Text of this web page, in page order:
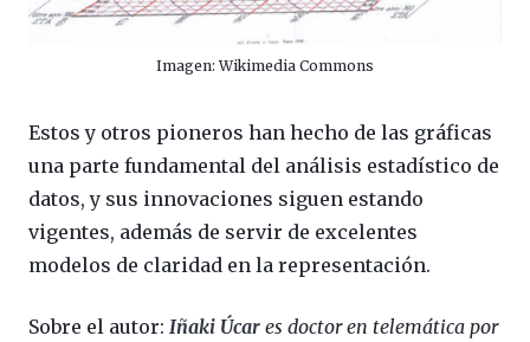
Imagen: Wikimedia Commons
Estos y otros pioneros han hecho de las gráficas
una parte fundamental del análisis estadístico de
datos, y sus innovaciones siguen estando
vigentes, además de servir de excelentes
modelos de claridad en la representación.
Sobre el autor: Iñaki Úcar es doctor en telemática por